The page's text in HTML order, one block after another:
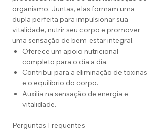
organismo. Juntas, elas formam uma
dupla perfeita para impulsionar sua
vitalidade, nutrir seu corpo e promover
uma sensação de bem-estar integral.
Oferece um apoio nutricional
completo para o dia a dia.
Contribui para a eliminação de toxinas
e o equilíbrio do corpo.
Auxilia na sensação de energia e
vitalidade.
Perguntas Frequentes